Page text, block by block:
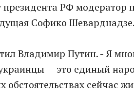
президента РФ модератор
Софико Шеварднадзе.
Владимир Путин. - Я
— это единый
сейчас